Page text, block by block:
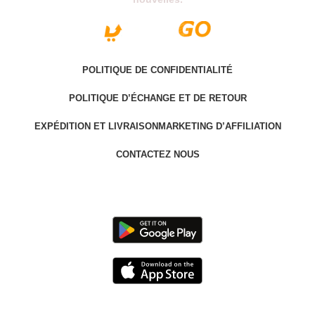
POLITIQUE DE CONFIDENTIALITÉ
POLITIQUE D’ÉCHANGE ET DE RETOUR
EXPÉDITION ET LIVRAISON MARKETING D’AFFILIATION
CONTACTEZ NOUS